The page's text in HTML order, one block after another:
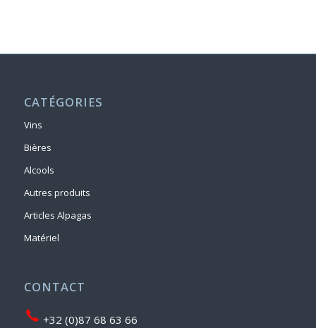
CATÉGORIES
Vins
Bières
Alcools
Autres produits
Articles Alpagas
Matériel
CONTACT
+32 (0)87 68 63 66